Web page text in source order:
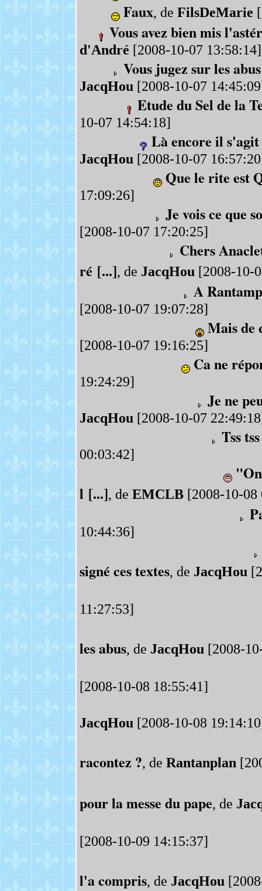
Faux, de FilsDeMarie
Vous avez bien mis
d'André [2008-10-07 13:58:14]
Vous jugez sur les
JacqHou [2008-10-07
Etude du Sel de la
10-07 14:54:18]
Là encore il
JacqHou [2008-10-07
Que le rite est
17:09:26]
Je vois ce que
[2008-10-07 17:20:25]
Chers
ré [...], de JacqHou [2008-10-
A
[2008-10-07 19:07:28]
Mais de
[2008-10-07 19:16:25]
Ca ne
19:24:29]
Je ne
JacqHou [2008-10-07
Tss
00:03:42]
l [...], de EMCLB[2008-10-08
10:44:36]
signé ces textes, de JacqHou
11:27:53]
les abus, de JacqHou [2008-
[2008-10-08 18:55:41]
JacqHou [2008-10-08
racontez ?, de Rantanplan
pour la messe du pape, de
[2008-10-09 14:15:37]
l'a compris, de JacqHou